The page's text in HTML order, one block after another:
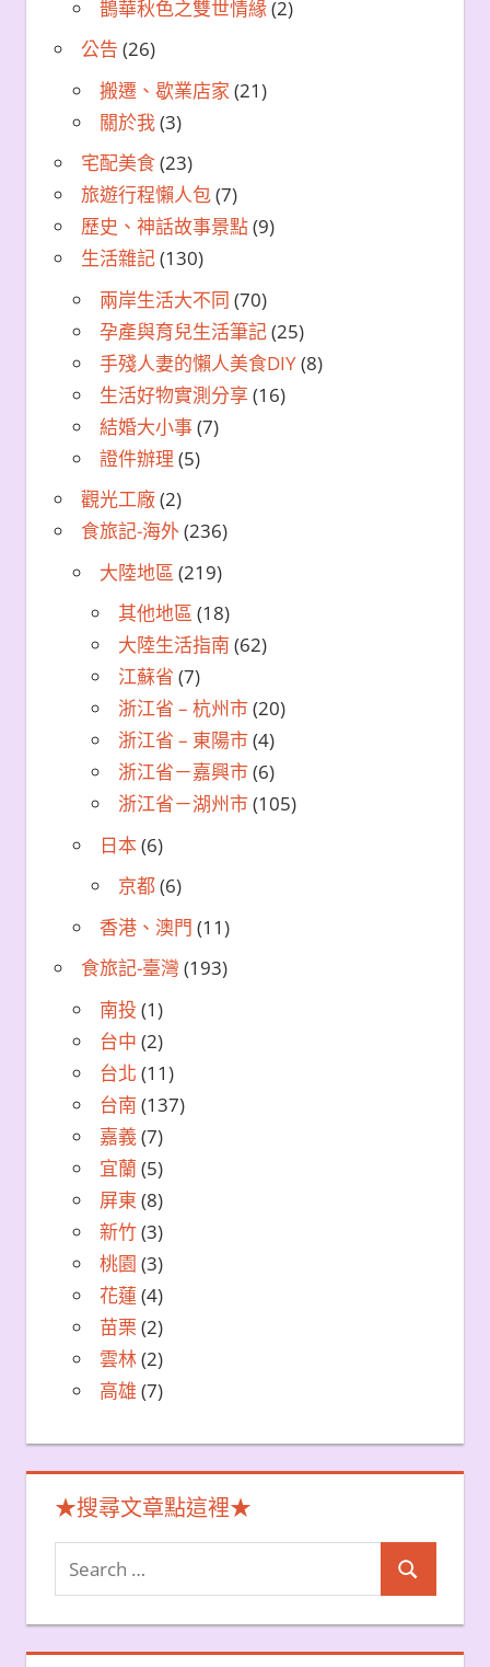
鵲華秋色之雙世情緣(2)
公告 (26)
搬遷、歇業店家 (21)
關於我(3)
宅配美食(23)
旅遊行程懶人包(7)
歷史、神話故事景點(9)
生活雜記(130)
兩岸生活大不同 (70)
孕產與育兒生活筆記(25)
手殘人妻的懶人美食DIY(8)
生活好物實測分享 (16)
結婚大小事(7)
證件辦理 (5)
觀光工廠(2)
食旅記-海外(236)
大陸地區 (219)
其他地區 (18)
大陸生活指南 (62)
江蘇省 (7)
浙江省 – 杭州市(20)
浙江省 – 東陽市(4)
浙江省－嘉興市(6)
浙江省－湖州市(105)
日本(6)
京都(6)
香港、澳門 (11)
食旅記-臺灣 (193)
南投 (1)
台中 (2)
台北 (11)
台南 (137)
嘉義 (7)
宜蘭 (5)
屏東 (8)
新竹(3)
桃園 (3)
花蓮 (4)
苗栗 (2)
雲林(2)
高雄 (7)
★搜尋文章點這裡★
Search
for:
Search